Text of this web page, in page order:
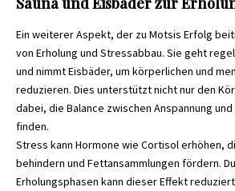
Ein weiterer Aspekt, der zu Motsis Erfolg
von Erholung und Stressabbau. Sie geht
und nimmt Eisbäder, um körperlichen und
reduzieren. Dies unterstützt nicht nur den
dabei, die Balance zwischen Anspannung und
finden.
Stress kann Hormone wie Cortisol erhöhen,
behindern und Fettansammlungen fördern.
Erholungsphasen kann dieser Effekt